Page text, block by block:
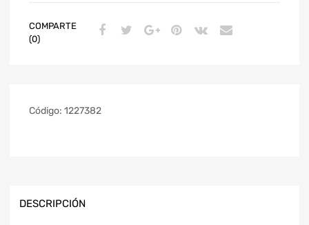
COMPARTE
(0)
Código: 1227382
DESCRIPCIÓN